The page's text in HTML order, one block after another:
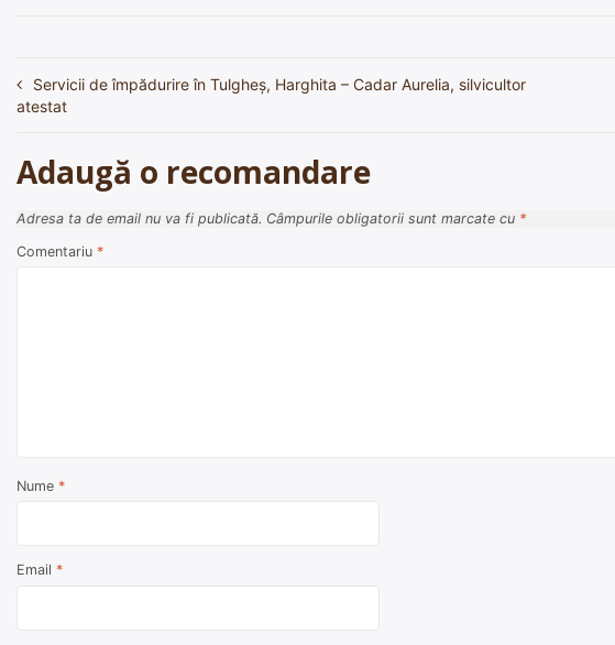
Navigare
articole
Servicii de împădurire în Tulgheș, Harghita – Cadar Aurelia, silvicultor
atestat
Adaugă o recomandare
Adresa ta de email nu va fi publicată. Câmpurile obligatorii sunt marcate cu *
Comentariu *
Nume *
Email *